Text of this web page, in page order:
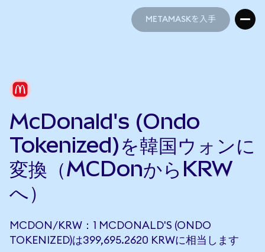
METAMASKを入手
McDonald's (Ondo
Tokenized)を韓国ウォンに
変換（MCDonからKRW
へ）
MCDON/KRW：1 MCDONALD'S (ONDO
TOKENIZED)は399,695.2620 KRWに相当します